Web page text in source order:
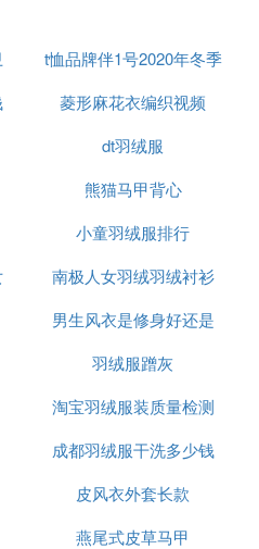
t恤品牌伴1号2020年冬季
菱形麻花衣编织视频
dt羽绒服
熊猫马甲背心
小童羽绒服排行
南极人女羽绒羽绒衬衫
男生风衣是修身好还是
大点好
羽绒服蹭灰
淘宝羽绒服装质量检测
成都羽绒服干洗多少钱
皮风衣外套长款
燕尾式皮草马甲